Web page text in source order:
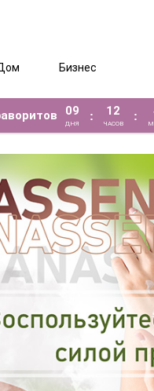
Бизнес
09
ДНЯ
: 12
ЧАСОВ
: